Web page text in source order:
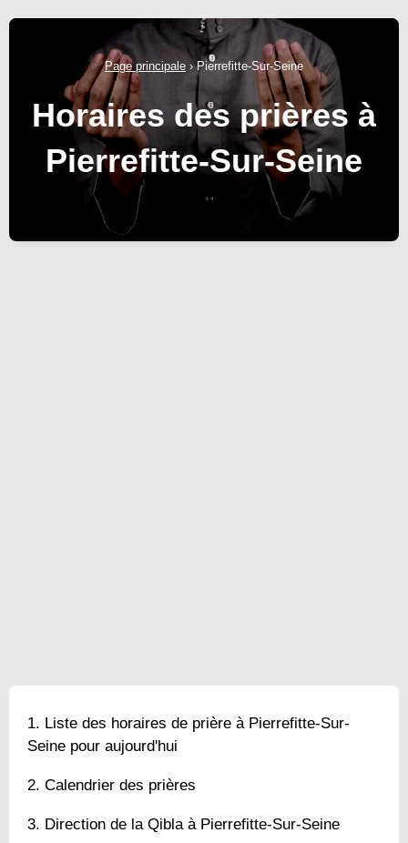
Page principale ›Pierrefitte-Sur-Seine
Horaires des prières à
Pierrefitte-Sur-Seine
Liste des horaires de prière à Pierrefitte-Sur-
Seine pour aujourd'hui
Calendrier des prières
Direction de la Qibla à Pierrefitte-Sur-Seine